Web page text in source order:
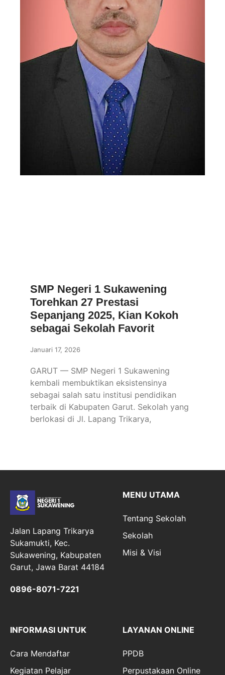
SMP Negeri 1 Sukawening
Torehkan 27 Prestasi
Sepanjang 2025, Kian Kokoh
sebagai Sekolah Favorit
Januari 17, 2026
GARUT — SMP Negeri 1 Sukawening
kembali membuktikan eksistensinya
sebagai salah satu institusi pendidikan
terbaik di Kabupaten Garut. Sekolah yang
berlokasi di Jl. Lapang Trikarya,
Jalan Lapang Trikarya
Sukamukti, Kec.
Sukawening, Kabupaten
Garut, Jawa Barat 44184
0896-8071-7221
MENU UTAMA
Tentang Sekolah
Sekolah
Misi & Visi
INFORMASI UNTUK
Cara Mendaftar
Kegiatan Pelajar
LAYANAN ONLINE
PPDB
Perpustakaan Online